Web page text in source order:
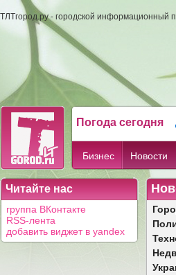
ТЛТгород.ру - городской информационный
Погода сегодня
Бизнес Новости
Читайте нас
группа ВКонтакте
RSS-лента
добавить виджет в yandex